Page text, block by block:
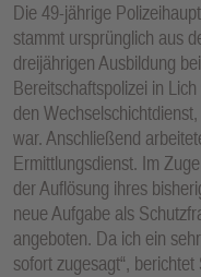
Die 49-jährige
stammt ursprünglich aus
dreijährigen Ausbildung
Bereitschaftspolizei in
den
war. Anschließend
Ermittlungsdienst. Im
der Auflösung ihres
neue Aufgabe als
angeboten. Da ich ein
sofort zugesagt“, berichtet